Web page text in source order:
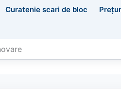
Curatenie scari de bloc